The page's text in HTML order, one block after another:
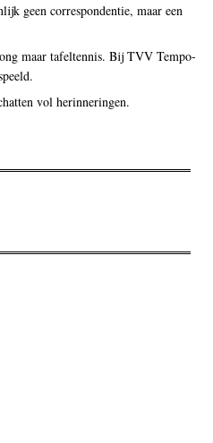
geen correspondentie, maar een
maar tafeltennis. Bij TVV Tempo-
vol herinneringen.